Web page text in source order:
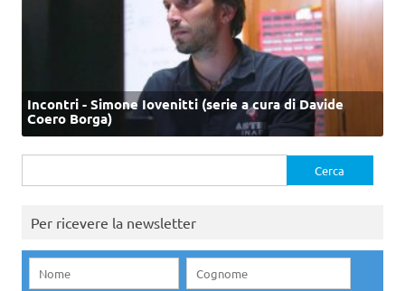
Incontri - Simone Iovenitti (serie a cura di Davide
Coero Borga)
per:
Per ricevere la newsletter